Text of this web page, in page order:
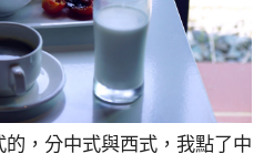
，分中式與西式，我點了中